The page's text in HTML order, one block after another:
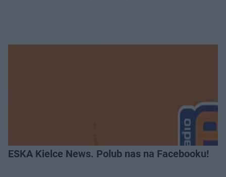
ESKA Kielce News. Polub nas na Facebooku!